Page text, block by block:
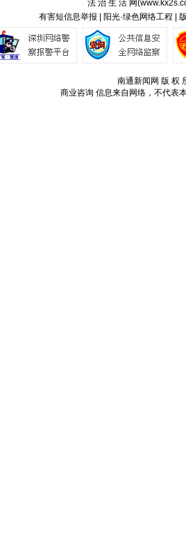
法 治 生 活 网(
有害短信息举报 | 阳光·绿色网络工程 |
南通新闻网 版 权
商业咨询 信息来自网络，不代表